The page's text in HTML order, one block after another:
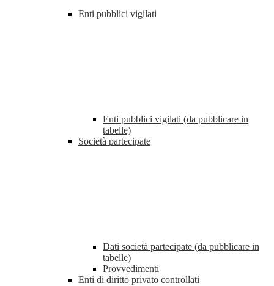
Enti pubblici vigilati
Enti pubblici vigilati (da pubblicare in
tabelle)
Società partecipate
Dati società partecipate (da pubblicare in
tabelle)
Provvedimenti
Enti di diritto privato controllati